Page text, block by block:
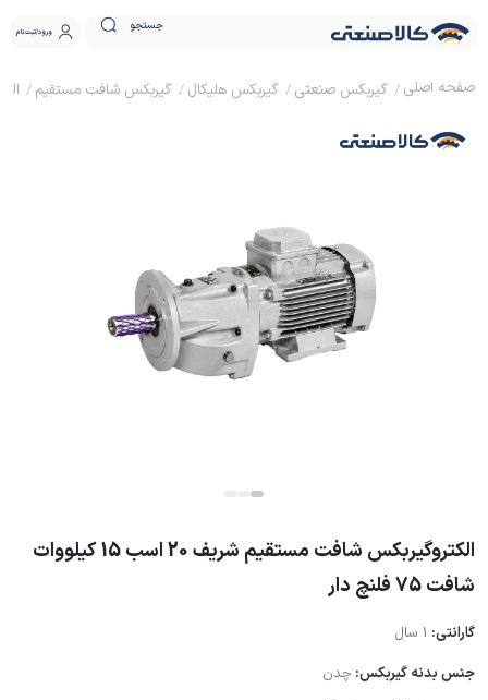
جستجو ورود ثبت نام
گیربکس صنعتی گیربکس هلیکال گیربکس شافت مستقیم
الکتروگیربکس شافت مستقیم شریف 20 اسب 15 کیلووات
شافت 75 فلنچ دار
گارانتی: 1 سال
جنس بدنه گیربکس: چدن